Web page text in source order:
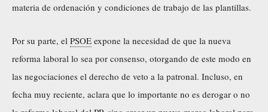
materia de ordenación y condiciones de trabajo de las plantillas.
Por su parte, el PSOE expone la necesidad de que la nueva
reforma laboral lo sea por consenso, otorgando de este modo en
las negociaciones el derecho de veto a la patronal. Incluso, en
fecha muy reciente, aclara que lo importante no es derogar o no